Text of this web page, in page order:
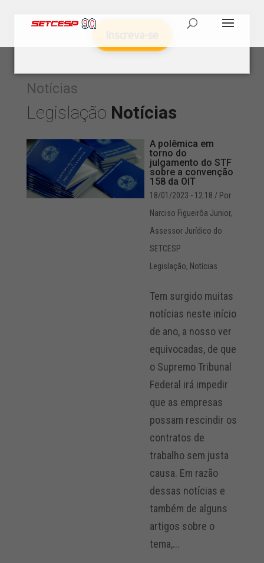
Notícias
Legislação Notícias
A polêmica em
torno do
julgamento do STF
sobre a convenção
158 da OIT
18/01/2023 - 12:18 / Por
Narciso Figueirôa Junior,
Assessor Jurídico do
SETCESP
Legislação, Notícias
Tem surgido muitas
notícias neste início
de ano, a nosso ver
equivocadas, de que
o Supremo Tribunal
Federal irá impedir
que as empresas
possam rescindir os
contratos de
trabalho sem justa
causa. Em razão
dessas notícias e
também de alguns
artigos sobre o
tema,...